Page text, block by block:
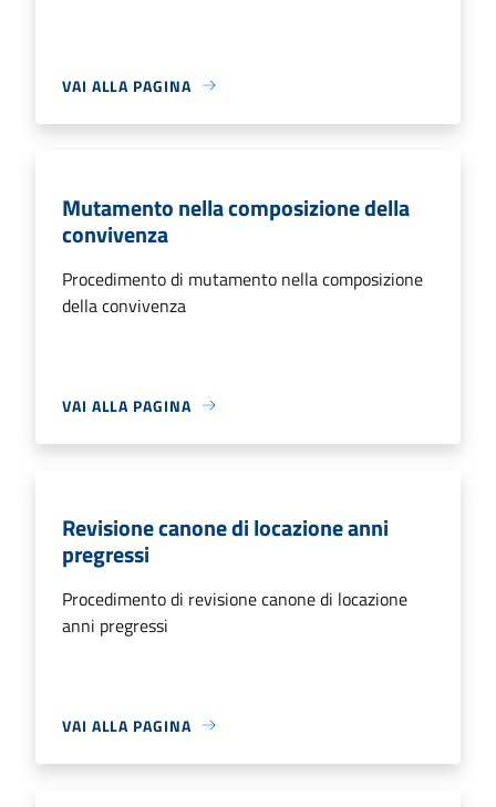
VAI ALLA PAGINA
Mutamento nella composizione della
convivenza
Procedimento di mutamento nella composizione
della convivenza
VAI ALLA PAGINA
Revisione canone di locazione anni
pregressi
Procedimento di revisione canone di locazione
anni pregressi
VAI ALLA PAGINA